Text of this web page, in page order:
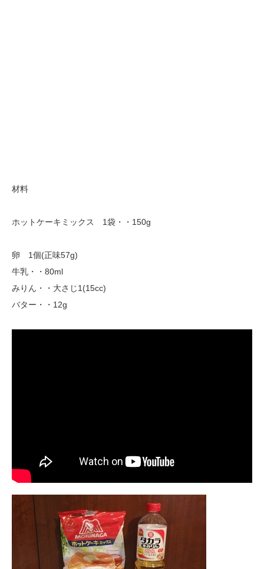
材料
ホットケーキミックス 1袋・・150g
卵 1個(正味57g)
牛乳・・80ml
みりん・・大さじ1(15cc)
バター・・12g